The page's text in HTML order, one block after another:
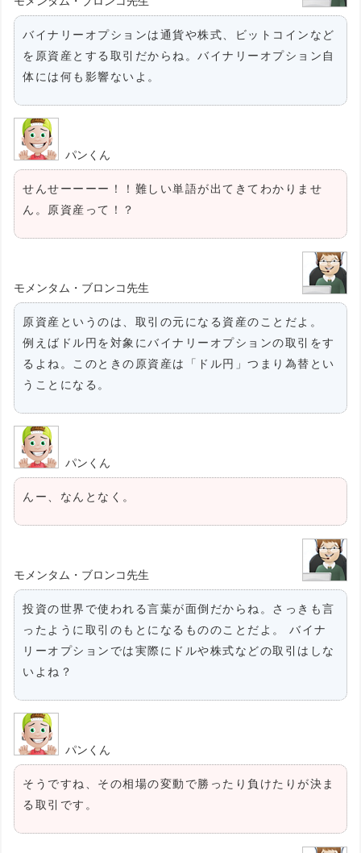
バイナリーオプションは通貨や株式、ビットコインなど
を原資産とする取引だからね。バイナリーオプション自
体には何も影響ないよ。
パンくん
せんせーーーー！！難しい単語が出てきてわかりませ
ん。原資産って！？
モメンタム・ブロンコ先生
原資産というのは、取引の元になる資産のことだよ。
例えばドル円を対象にバイナリーオプションの取引をす
るよね。このときの原資産は「ドル円」つまり為替とい
うことになる。
パンくん
んー、なんとなく。
モメンタム・ブロンコ先生
投資の世界で使われる言葉が面倒だからね。さっきも言
ったように取引のもとになるもののことだよ。 バイナ
リーオプションでは実際にドルや株式などの取引はしな
いよね？
パンくん
そうですね、その相場の変動で勝ったり負けたりが決ま
る取引です。